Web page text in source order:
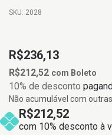
SKU: 2028
R$236,13
R$212,52 com Boleto
10% de desconto
Não acumulável com
R$212,52
com 10% desconto à